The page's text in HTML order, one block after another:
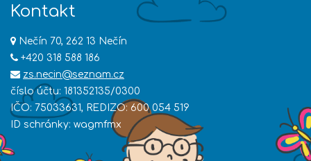
Kontakt
Nečín 70, 262 13 Nečín
+420 318 588 186
zs.necin@seznam.cz
číslo účtu: 181352135/0300
IČO: 75033631, REDIZO: 600 054 519
ID schránky: wagmfmx